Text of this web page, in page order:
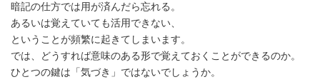
暗記の仕方では用が済んだら忘れる。
あるいは覚えていても活用できない、
ということが頻繁に起きてしまいます。
では、どうすれば意味のある形で覚えておくことができるのか。
ひとつの鍵は「気づき」ではないでしょうか。